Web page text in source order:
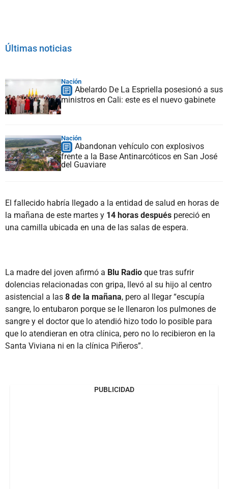
Últimas noticias
Nación
Abelardo De La Espriella posesionó a sus
ministros en Cali: este es el nuevo gabinete
Nación
Abandonan vehículo con explosivos
frente a la Base Antinarcóticos en San José
del Guaviare
El fallecido habría llegado a la entidad de salud en horas de
la mañana de este martes y 14 horas después pereció en
una camilla ubicada en una de las salas de espera.
La madre del joven afirmó a Blu Radio que tras sufrir
dolencias relacionadas con gripa, llevó al su hijo al centro
asistencial a las 8 de la mañana, pero al llegar “escupía
sangre, lo entubaron porque se le llenaron los pulmones de
sangre y el doctor que lo atendió hizo todo lo posible para
que lo atendieran en otra clínica, pero no lo recibieron en la
Santa Viviana ni en la clínica Piñeros”.
PUBLICIDAD